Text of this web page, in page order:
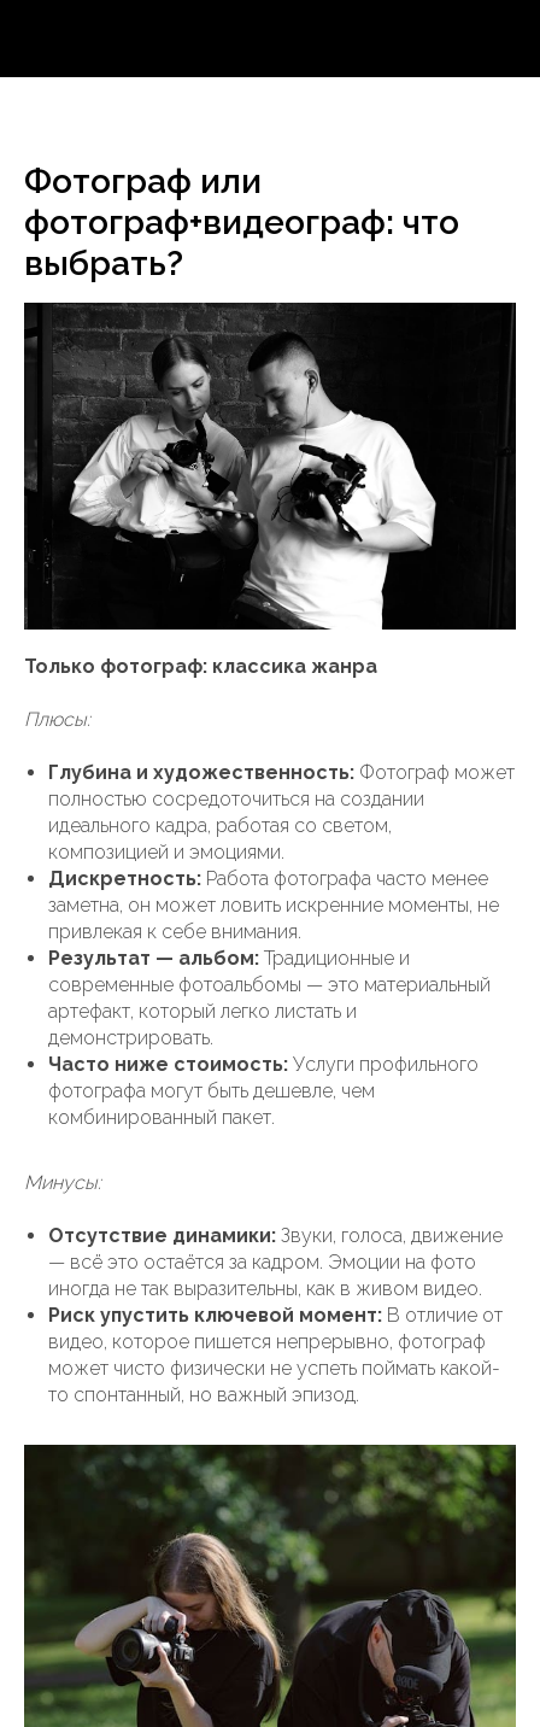
Фотограф или
фотограф+видеограф: что
выбрать?
Только фотограф: классика жанра
Плюсы:
Глубина и художественность: Фотограф может
полностью сосредоточиться на создании
идеального кадра, работая со светом,
композицией и эмоциями.
Дискретность: Работа фотографа часто менее
заметна, он может ловить искренние моменты, не
привлекая к себе внимания.
Результат — альбом: Традиционные и
современные фотоальбомы — это материальный
артефакт, который легко листать и
демонстрировать.
Часто ниже стоимость: Услуги профильного
фотографа могут быть дешевле, чем
комбинированный пакет.
Минусы:
Отсутствие динамики: Звуки, голоса, движение
— всё это остаётся за кадром. Эмоции на фото
иногда не так выразительны, как в живом видео.
Риск упустить ключевой момент: В отличие от
видео, которое пишется непрерывно, фотограф
может чисто физически не успеть поймать какой-
то спонтанный, но важный эпизод.